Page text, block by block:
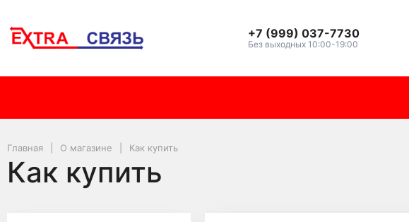
+7 (999) 037-7730
Без выходных 10:00-19:00
Главная О магазине Как купить
Как купить